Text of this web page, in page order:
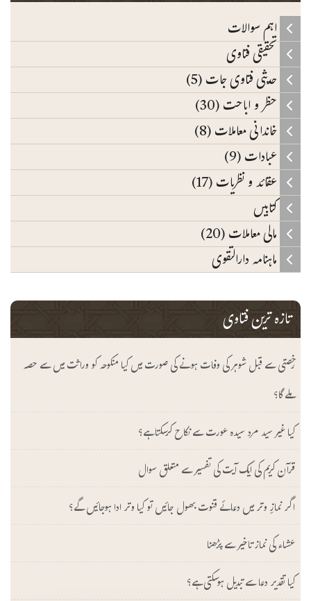
اہم سوالات
تحقیقی فتاوی
حدیثی فتاوی جات (5)
حظر و اباحت (30)
خاندانی معاملات (8)
عبادات (9)
عقائد و نظریات (17)
کتابیں
مالی معاملات (20)
ماہنامہ دارالتقوی
تازہ ترین فتاوی
رخصتی سے قبل شوہر کی وفات ہونے کی صورت میں کیا منکوحہ کو وراثت میں سے حصہ
ملے گا؟
کیا غیر سید مرد سیدہ عورت سے نکاح کرسکتا ہے؟
قرآن کریم کی ایک آیت کی تفسیر سے متعلق سوال
اگر نمازِ وتر میں دعائے قنوت بھول جائیں تو کیا وتر ادا ہوجائیں گے؟
عشاء کی نماز تاخیر سے پڑھنا
کیا تقدیر دعا سے تبدیل ہوسکتی ہے؟